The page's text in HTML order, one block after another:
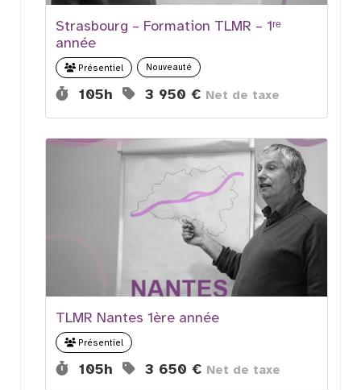
Strasbourg – Formation TLMR – 1ʳᵉ
année
Présentiel Nouveauté
Durée :
105h Prix :
3 950 € Net de taxe
TLMR Nantes 1ère année
Présentiel
Durée :
105h Prix :
3 650 € Net de taxe